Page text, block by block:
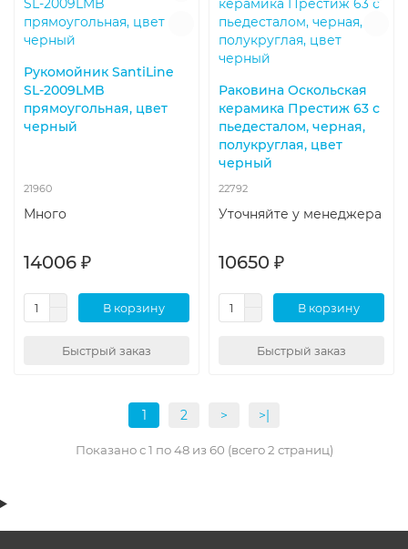
Рукомойник SantiLine
SL-2009LMB
прямоугольная, цвет
черный
21960
Много
14006 ₽
В корзину
Быстрый заказ
Раковина Оскольская
керамика Престиж 63 с
пьедесталом, черная,
полукруглая, цвет
черный
22792
Уточняйте у менеджера
10650 ₽
В корзину
Быстрый заказ
1 2 > >|
Показано с 1 по 48 из 60 (всего 2 страниц)